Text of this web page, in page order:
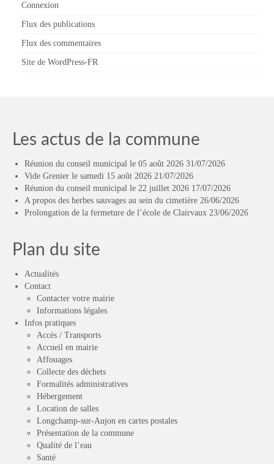
Connexion
Flux des publications
Flux des commentaires
Site de WordPress-FR
Les actus de la commune
Réunion du conseil municipal le 05 août 2026 31/07/2026
Vide Grenier le samedi 15 août 2026 21/07/2026
Réunion du conseil municipal le 22 juillet 2026 17/07/2026
A propos des herbes sauvages au sein du cimetière 26/06/2026
Prolongation de la fermeture de l’école de Clairvaux 23/06/2026
Plan du site
Actualités
Contact
Contacter votre mairie
Informations légales
Infos pratiques
Accès / Transports
Accueil en mairie
Affouages
Collecte des déchets
Formalités administratives
Hébergement
Location de salles
Longchamp-sur-Aujon en cartes postales
Présentation de la commune
Qualité de l’eau
Santé